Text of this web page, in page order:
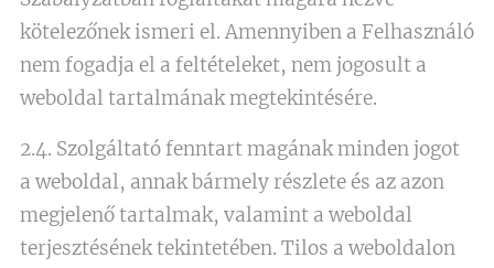
kötelezőnek ismeri el. Amennyiben a Felhasználó
nem fogadja el a feltételeket, nem jogosult a
weboldal tartalmának megtekintésére.
2.4. Szolgáltató fenntart magának minden jogot
a weboldal, annak bármely részlete és az azon
megjelenő tartalmak, valamint a weboldal
terjesztésének tekintetében. Tilos a weboldalon